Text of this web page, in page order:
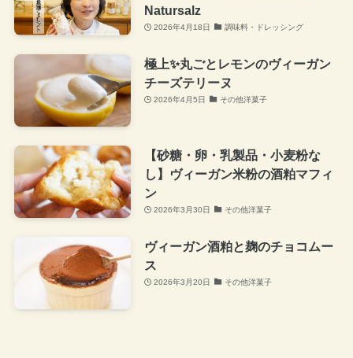
Natursalz
2026年4月18日 調味料・ドレッシング
極上✨丸ごとレモンのヴィーガン
チーズテリーヌ
2026年4月5日 その他洋菓子
【砂糖・卵・乳製品・小麦粉な
し】ヴィーガン米粉の酒粕マフィ
ン
2026年3月30日 その他洋菓子
ヴィーガン酒粕と麹のチョコムー
ス
2026年3月20日 その他洋菓子